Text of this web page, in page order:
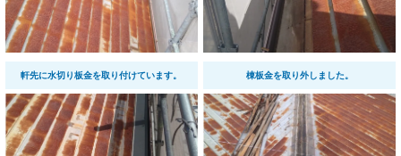
軒先に水切り板金を取り付けています。 棟板金を取り外しました。